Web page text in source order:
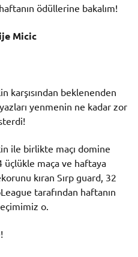
ödüllerine bakalım!
Micic
karşısından beklenenden
yenmenin ne kadar zor
ile birlikte maçı domine
üçlükle maça ve haftaya
kıran Sırp guard, 32
tarafından haftanın
o.